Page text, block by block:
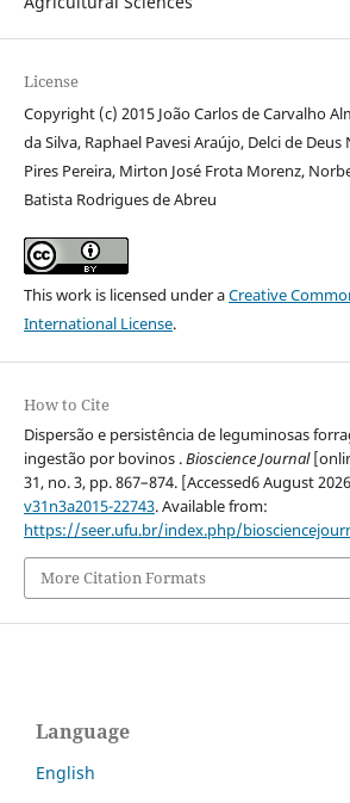
License
Copyright (c) 2015 João Carlos de Carvalho
da Silva, Raphael Pavesi Araújo, Delci de
Pires Pereira, Mirton José Frota Morenz,
Batista Rodrigues de Abreu
This work is licensed under aCreative
International License.
How to Cite
Dispersão e persistência de leguminosas
ingestão por bovinos .Bioscience Journal
31, no. 3, pp. 867–874. [Accessed6 August
v31n3a2015-22743. Available from:
https://seer.ufu.br/index.php/
More Citation Formats
Language
English